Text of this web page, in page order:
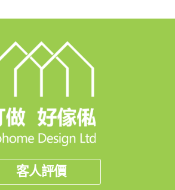
客人評價